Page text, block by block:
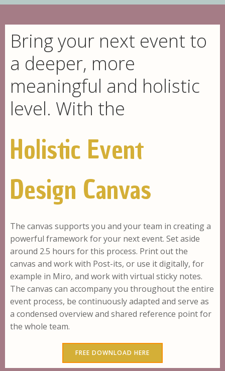
Bring your next event to
a deeper, more
meaningful and holistic
level. With the
Holistic Event
Design Canvas
The canvas supports you and your team in creating a
powerful framework for your next event. Set aside
around 2.5 hours for this process. Print out the
canvas and work with Post-its, or use it digitally, for
example in Miro, and work with virtual sticky notes.
The canvas can accompany you throughout the entire
event process, be continuously adapted and serve as
a condensed overview and shared reference point for
the whole team.
FREE DOWNLOAD HERE